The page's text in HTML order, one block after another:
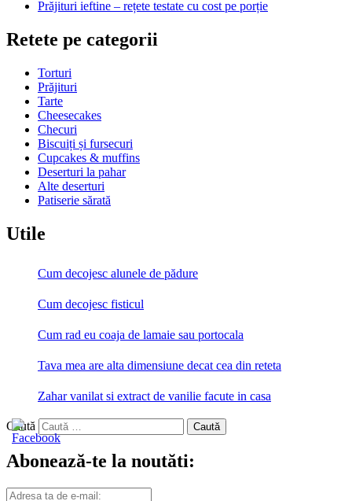
Prăjituri ieftine – rețete testate cu cost pe porție
Retete pe categorii
Torturi
Prăjituri
Tarte
Cheesecakes
Checuri
Biscuiți și fursecuri
Cupcakes & muffins
Deserturi la pahar
Alte deserturi
Patiserie sărată
Utile
Cum decojesc alunele de pădure
Cum decojesc fisticul
Cum rad eu coaja de lamaie sau portocala
Tava mea are alta dimensiune decat cea din reteta
Zahar vanilat si extract de vanilie facute in casa
Caută
Abonează-te la noutăti:
Adresa